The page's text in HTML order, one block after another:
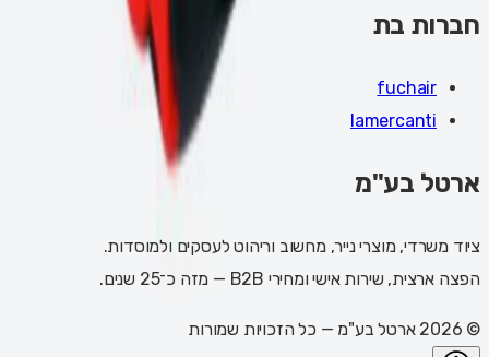
חברות בת
fuchair
lamercanti
ארטל בע"מ
ציוד משרדי, מוצרי נייר, מחשוב וריהוט לעסקים ולמוסדות.
הפצה ארצית, שירות אישי ומחירי B2B — מזה כ־25 שנים.
©
2026 ארטל בע"מ — כל הזכויות שמורות